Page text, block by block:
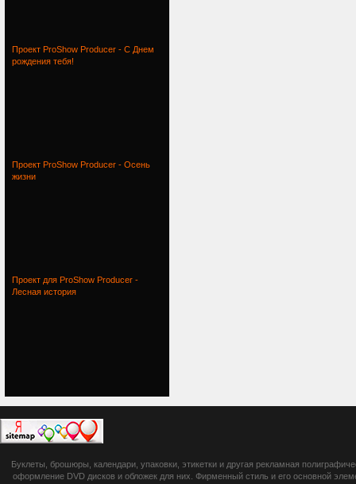
Проект ProShow Producer - С Днем
рождения тебя!
Проект ProShow Producer - Осень
жизни
Проект для ProShow Producer -
Лесная история
botsetto.ru -
photoshop,
Буклеты, брошюры, календари, упаковки, этикетки и другая рекламная
оформление DVD дисков и обложек для них. Фирменный стиль и его основной